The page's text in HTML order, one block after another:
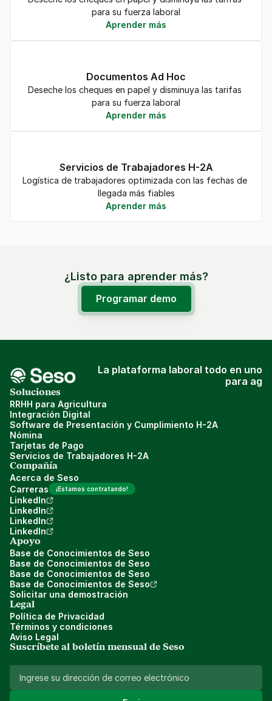
para su fuerza laboral
Aprender más
Documentos Ad Hoc
Deseche los cheques en papel y disminuya las tarifas
para su fuerza laboral
Aprender más
Servicios de Trabajadores H-2A
Logística de trabajadores optimizada con las fechas de
llegada más fiables
Aprender más
¿Listo para aprender más?
Programar demo
La plataforma laboral todo en uno
para ag
Soluciones
RRHH para Agricultura
Integración Digital
Software de Presentación y Cumplimiento H-2A
Nómina
Tarjetas de Pago
Servicios de Trabajadores H-2A
Compañía
Acerca de Seso
Carreras
¡Estamos contratando!
LinkedIn
LinkedIn
LinkedIn
LinkedIn
Apoyo
Base de Conocimientos de Seso
Base de Conocimientos de Seso
Base de Conocimientos de Seso
Base de Conocimientos de Seso
Solicitar una demostración
Legal
Política de Privacidad
Términos y condiciones
Aviso Legal
Suscríbete al boletín mensual de Seso